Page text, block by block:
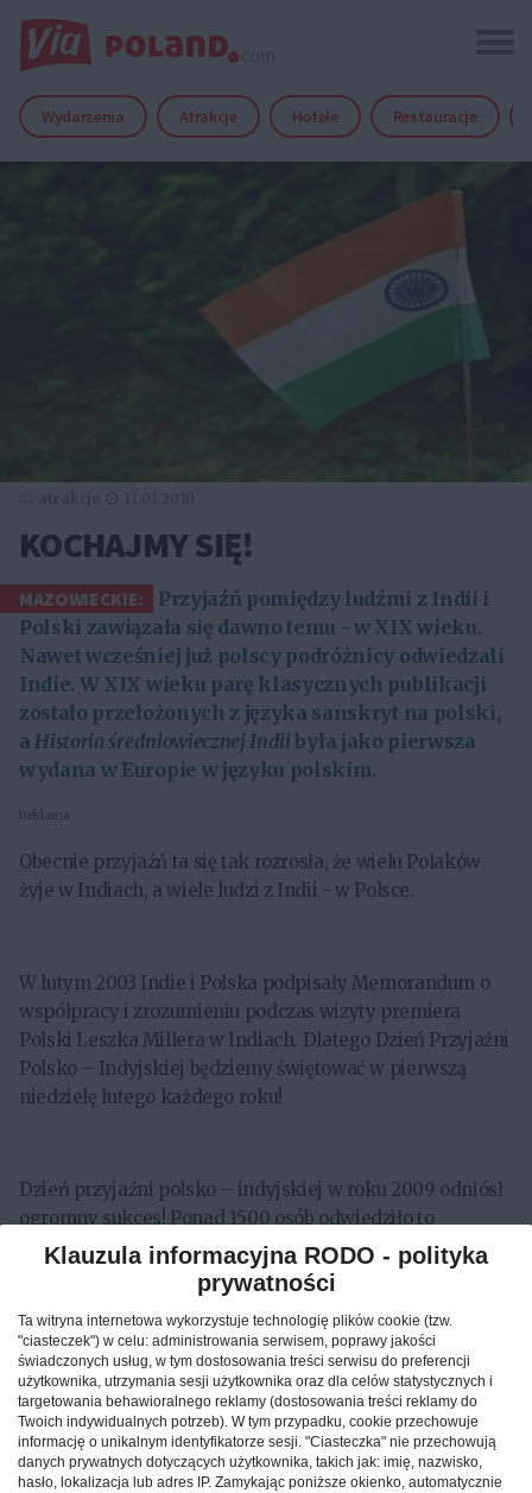
Wydarzenia Atrakcje Hotele Restauracje
KOCHAJMY SIĘ!
MAZOWIECKIE:
Przyjaźń pomiędzy ludźmi z Indii i
Polski zawiązała się dawno temu - w XIX wieku.
Nawet wcześniej już polscy podróżnicy odwiedzali
Indie. W XIX wieku parę klasycznych publikacji
zostało przełożonych z języka sanskryt na polski,
a Historia średniowiecznej Indii była jako pierwsza
wydana w Europie w języku polskim.
Reklama
Obecnie przyjaźń ta się tak rozrosła, że wielu Polaków
żyje w Indiach, a wiele ludzi z Indii - w Polsce.
W lutym 2003 Indie i Polska podpisały Memorandum o
współpracy i zrozumieniu podczas wizyty premiera
Polski Leszka Millera w Indiach. Dlatego Dzień Przyjaźni
Polsko – Indyjskiej będziemy świętować w pierwszą
niedzielę lutego każdego roku!
Dzień przyjaźni polsko – indyjskiej w roku 2009 odniósł
ogromny sukces! Ponad 1500 osób odwiedziło to
wydarzenie.
IPFA, Promote-biz oraz Pub Lolek zapraszają na
specjalny dzień dedykowany przyjaźni polsko -
indyjskiej!
Miejsce: Pub Lolek, Park Pole Mokotowskie, Warszawa
Klauzula informacyjna RODO - polityka
prywatności
Ta witryna internetowa wykorzystuje technologię plików cookie (tzw.
"ciasteczek") w celu: administrowania serwisem, poprawy jakości
świadczonych usług, w tym dostosowania treści serwisu do preferencji
użytkownika, utrzymania sesji użytkownika oraz dla celów statystycznych i
targetowania behawioralnego reklamy (dostosowania treści reklamy do
Twoich indywidualnych potrzeb). W tym przypadku, cookie przechowuje
informację o unikalnym identyfikatorze sesji. "Ciasteczka" nie przechowują
danych prywatnych dotyczących użytkownika, takich jak: imię, nazwisko,
hasło, lokalizacja lub adres IP. Zamykając poniższe okienko, automatycznie